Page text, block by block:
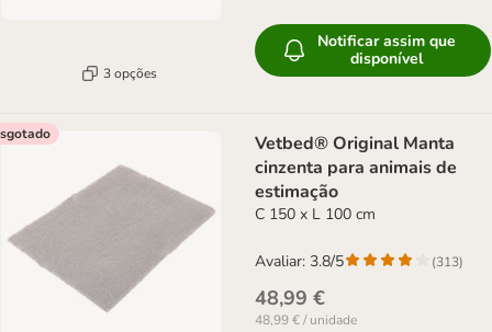
3 opções
Notificar assim que
disponível
Vetbed® Original Manta
cinzenta para animais de
estimação
C 150 x L 100 cm
48,99 €
48,99 € / unidade
Avaliar: 3.8/5 (313)